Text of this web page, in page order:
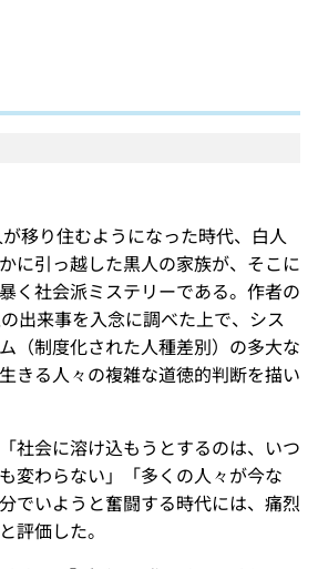
移り住むようになった時代、白人
に引っ越した黒人の家族が、そこに
く社会派ミステリーである。作者の
出来事を入念に調べた上で、シス
（制度化された人種差別）の多大な
きる人々の複雑な道徳的判断を描い
社会に溶け込もうとするのは、いつ
変わらない」「多くの人々が今な
でいようと奮闘する時代には、痛烈
評価した。